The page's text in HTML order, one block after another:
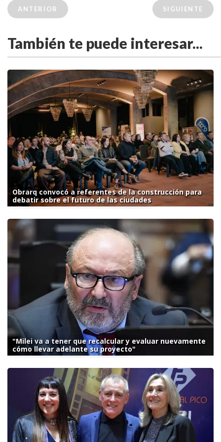
ANTERIOR SIGUIENTE
También te puede interesar...
Obrarq convocó a referentes de la construcción para
debatir sobre el futuro de las ciudades
"Milei va a tener que recalcular y evaluar nuevamente
cómo llevar adelante su proyecto"